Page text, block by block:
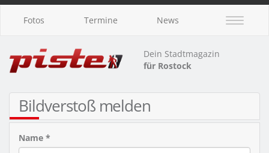
Fotos Termine News
Dein Stadtmagazin
für Rostock
Bildverstoß melden
Name *